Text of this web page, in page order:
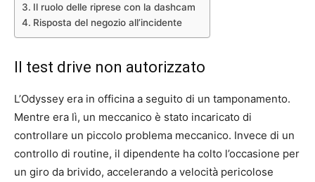
Il ruolo delle riprese con la dashcam
Risposta del negozio all’incidente
Il test drive non autorizzato
L’Odyssey era in officina a seguito di un tamponamento.
Mentre era lì, un meccanico è stato incaricato di
controllare un piccolo problema meccanico. Invece di un
controllo di routine, il dipendente ha colto l’occasione per
un giro da brivido, accelerando a velocità pericolose